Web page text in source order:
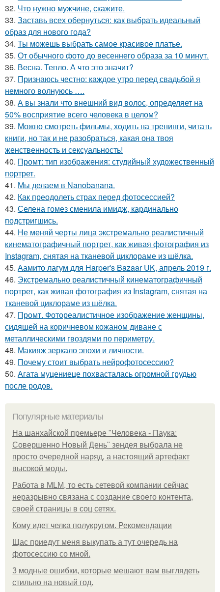
32. Что нужно мужчине, скажите.
33. Заставь всех обернуться: как выбрать идеальный
образ для нового года?
34. Ты можешь выбрать самое красивое платье.
35. От обычного фото до весеннего образа за 10 минут.
36. Весна. Тепло. А что это значит?
37. Признаюсь честно: каждое утро перед свадьбой я
немного волнуюсь ….
38. А вы знали что внешний вид волос, определяет на
50% восприятие всего человека в целом?
39. Можно смотреть фильмы, ходить на тренинги, читать
книги, но так и не разобраться, какая она твоя
женственность и сексуальность!
40. Промт: тип изображения: студийный художественный
портрет.
41. Мы делаем в Nanobanana.
42. Как преодолеть страх перед фотосессией?
43. Селена гомез сменила имидж, кардинально
подстригшись.
44. Не меняй черты лица экстремально реалистичный
кинематографичный портрет, как живая фотография из
Instagram, снятая на тканевой циклораме из шёлка.
45. Аамито лагум для Harper's Bazaar UK, апрель 2019 г.
46. Экстремально реалистичный кинематографичный
портрет, как живая фотография из Instagram, снятая на
тканевой циклораме из шёлка.
47. Промт. Фотореалистичное изображение женщины,
сидящей на коричневом кожаном диване с
металлическими гвоздями по периметру.
48. Макияж зеркало эпохи и личности.
49. Почему стоит выбрать нейрофотосессию?
50. Агата муцениеце похвасталась огромной грудью
после родов.
Популярные материалы
На шанхайской премьере "Человека - Паука:
Совершенно Новый День" зендея выбрала не
просто очередной наряд, а настоящий артефакт
высокой моды.
Работа в MLM, то есть сетевой компании сейчас
неразрывно связана с создание своего контента,
своей страницы в соц сетях.
Кому идет челка полукругом. Рекомендации
Щас приедут меня выкупать а тут очередь на
фотосессию со мной.
3 модные ошибки, которые мешают вам выглядеть
стильно на новый год.